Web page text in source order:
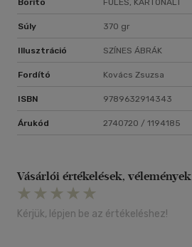
Borító FÜLES, KARTONÁLT
Súly 370 gr
Illusztráció SZÍNES ÁBRÁK
Fordító Kovács Zsuzsa
ISBN 9789632914343
Árukód 2740720 / 1194185
Vásárlói értékelések, vélemények
Kérjük, lépjen be az értékeléshez!